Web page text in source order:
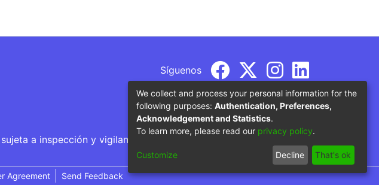
Síguenos
a inspección y vigilancia por parte del Ministerio de Educación
Agreement Send Feedback
We collect and process your personal information for the
following purposes: Authentication, Preferences,
Acknowledgement and Statistics.
To learn more, please read our privacy policy.
Customize Decline That's ok